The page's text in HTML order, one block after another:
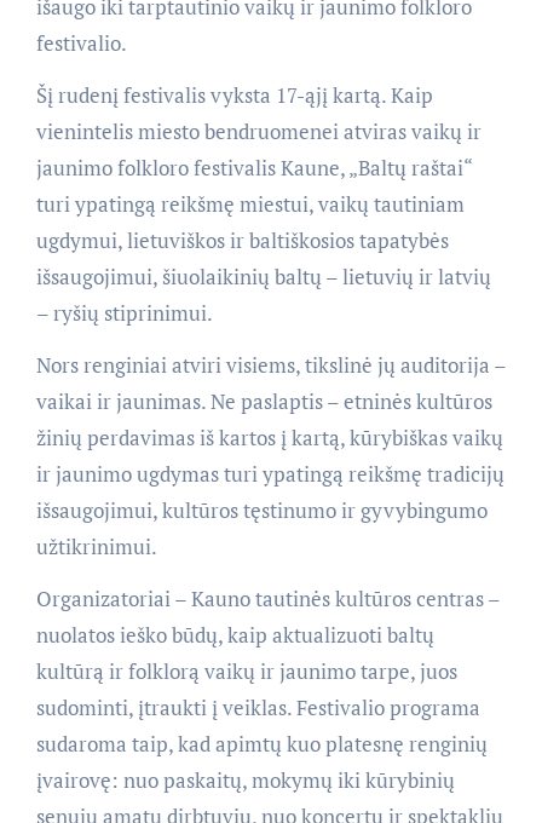
išaugo iki tarptautinio vaikų ir jaunimo folkloro
festivalio.
Šį rudenį festivalis vyksta 17-ąjį kartą. Kaip
vienintelis miesto bendruomenei atviras vaikų ir
jaunimo folkloro festivalis Kaune, „Baltų raštai“
turi ypatingą reikšmę miestui, vaikų tautiniam
ugdymui, lietuviškos ir baltiškosios tapatybės
išsaugojimui, šiuolaikinių baltų – lietuvių ir latvių
– ryšių stiprinimui.
Nors renginiai atviri visiems, tikslinė jų auditorija –
vaikai ir jaunimas. Ne paslaptis – etninės kultūros
žinių perdavimas iš kartos į kartą, kūrybiškas vaikų
ir jaunimo ugdymas turi ypatingą reikšmę tradicijų
išsaugojimui, kultūros tęstinumo ir gyvybingumo
užtikrinimui.
Organizatoriai – Kauno tautinės kultūros centras –
nuolatos ieško būdų, kaip aktualizuoti baltų
kultūrą ir folklorą vaikų ir jaunimo tarpe, juos
sudominti, įtraukti į veiklas. Festivalio programa
sudaroma taip, kad apimtų kuo platesnę renginių
įvairovę: nuo paskaitų, mokymų iki kūrybinių
senųjų amatų dirbtuvių, nuo koncertų ir spektaklių